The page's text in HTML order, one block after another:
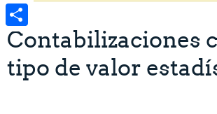
Contabilizaciones
tipo de valor
Email
Share